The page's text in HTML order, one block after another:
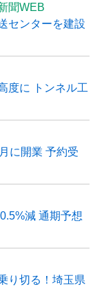
聞WEB
センターを建設
度に トンネル工
に開業 予約受
減 通期予想
り切る！埼玉県